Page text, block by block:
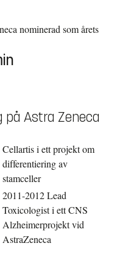
nominerad som årets
på Astra Zeneca
Cellartis i ett projekt om
differentiering av
stamceller
2011-2012 Lead
Toxicologist i ett CNS
Alzheimerprojekt vid
AstraZeneca